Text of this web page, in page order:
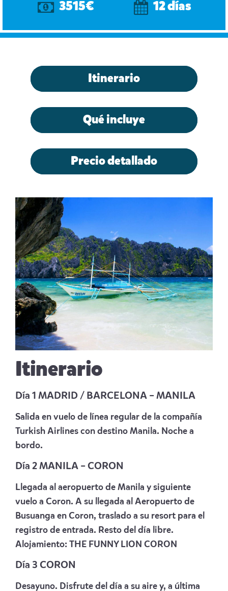
3515€ 12 días
Itinerario
Qué incluye
Precio detallado
Itinerario
Día 1 MADRID / BARCELONA – MANILA
Salida en vuelo de línea regular de la compañía
Turkish Airlines con destino Manila. Noche a
bordo.
Día 2 MANILA – CORON
Llegada al aeropuerto de Manila y siguiente
vuelo a Coron. A su llegada al Aeropuerto de
Busuanga en Coron, traslado a su resort para el
registro de entrada. Resto del día libre.
Alojamiento:
THE FUNNY LION CORON
Día 3 CORON
Desayuno. Disfrute del día a su aire y, a última